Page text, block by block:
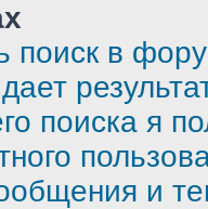
поиск в
поиска я
и